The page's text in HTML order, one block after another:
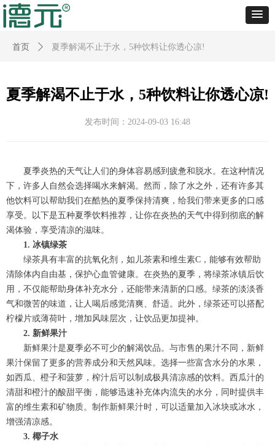
首页 ꄲ 夏季解渴不止于水，5种饮料让你透心凉!
夏季解渴不止于水，5种饮料让你透心凉!
夏季炎热的天气让人们的身体容易感到疲惫和脱水。在这种情况
下，许多人自然会选择喝水来解渴。然而，除了水之外，还有许多其
他饮料可以帮助我们在酷热的夏季保持清爽，给我们带来更多的口感
享受。以下是五种夏季饮料推荐，让你在炎热的天气中得到彻底的解
渴体验，享受清凉的滋味。
1. 冰镇绿茶
绿茶具有丰富的抗氧化剂，如儿茶素和维生素C，能够有效帮助
清除体内自由基，保护心血管健康。在炎热的夏季，将绿茶冰镇后饮
用，不仅能帮助身体补充水分，还能带来清新的口感。绿茶的淡淡香
气和微苦的味道，让人喝后感觉清爽、舒适。此外，绿茶还可以搭配
柠檬片或薄荷叶，增加风味层次，让饮品更加提神。
2. 新鲜果汁
新鲜果汁是夏季必不可少的解渴饮品。与市售的果汁不同，新鲜
果汁保留了更多的营养成分和天然风味。选择一些富含水分的水果，
如西瓜、橙子和菠萝，榨汁后可以制成极具清凉感的饮料。西瓜汁的
清甜和橙汁的酸甜平衡，能够迅速补充体内流失的水分，同时提供丰
富的维生素和矿物质。制作新鲜果汁时，可以适量加入冰块或冰水，
增强清凉感。
3. 椰子水
发布时间： 2024-09-03 16:48